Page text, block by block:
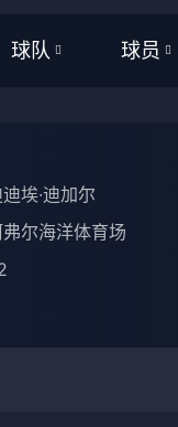
球队 球员
埃·迪加尔
尔海洋体育场